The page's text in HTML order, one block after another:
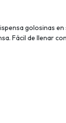
golosinas
Fácil de llenar